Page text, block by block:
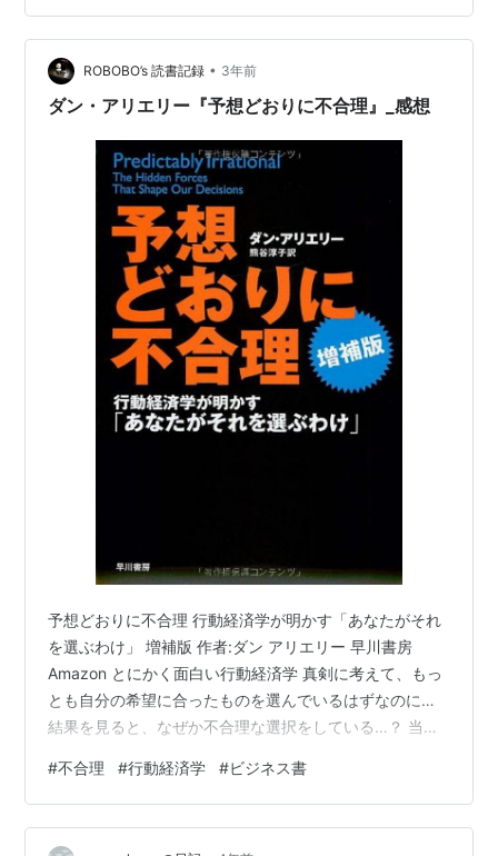
を出すこと。 精神的なフィルタリング。否定的な事柄に
焦点を当て、肯定的な事柄を無視する。 肯定的なことを
割り引く。肯定的な出来事や成果を重要でな…
ROBOBO’s 読書記録 • 3年前
ダン・アリエリー『予想どおりに不合理』_感想
予想どおりに不合理 行動経済学が明かす「あなたがそれ
を選ぶわけ」 増補版 作者:ダン アリエリー 早川書房
Amazon とにかく面白い行動経済学 真剣に考えて、もっ
とも自分の希望に合ったものを選んでいるはずなのに…
結果を見ると、なぜか不合理な選択をしている…？ 当時
日読んだ別の本でも引用されていたので、久しぶりに読
み直してみたのですが、とにかく面白いですね。なんで
人間はこんなに周りに影響されるのだろう？と自分の行
#不合理 #行動経済学 #ビジネス書